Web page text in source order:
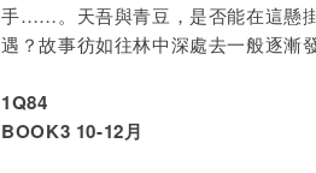
手……。天吾與青豆，是否能在這懸
遇？故事彷如往林中深處去一般逐漸發
1Q84
BOOK3 10-12月